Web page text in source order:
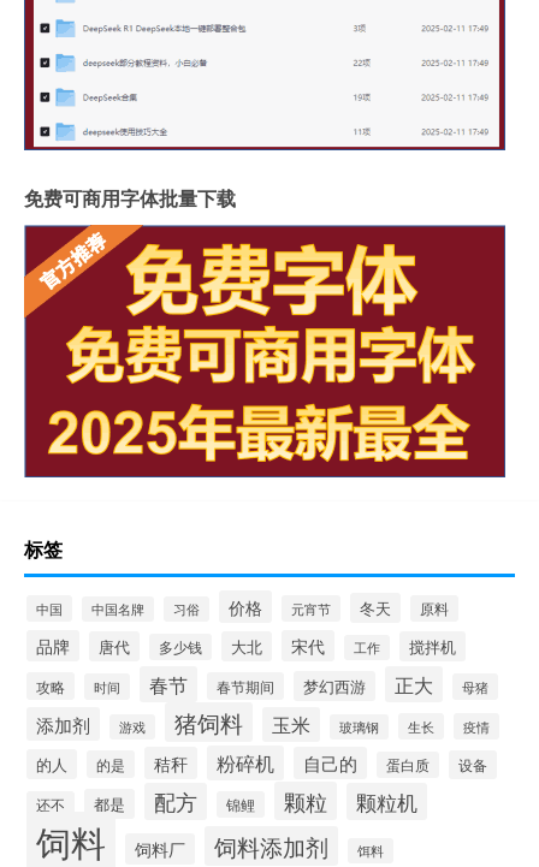
免费可商用字体批量下载
标签
中国 中国名牌 习俗 价格 元宵节 冬天 原料
品牌 唐代 多少钱 大北 宋代 工作 搅拌机
攻略 时间 春节 春节期间 梦幻西游 正大 母猪
添加剂 游戏 猪饲料 玉米 玻璃钢 生长 疫情
的人 的是 秸秆 粉碎机 自己的 蛋白质 设备
还不 都是 配方 锦鲤 颗粒 颗粒机
饲料 饲料厂 饲料添加剂 饵料